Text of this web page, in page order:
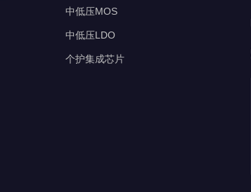
中低压MOS
中低压LDO
个护集成芯片